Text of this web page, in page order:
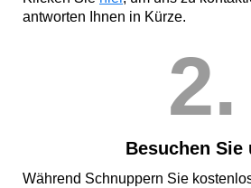
antworten Ihnen in Kürze.
2.
Besuchen Sie
Während Schnuppern Sie